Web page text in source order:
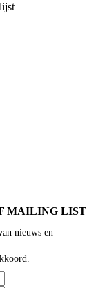
MAILING LIST
nieuws en